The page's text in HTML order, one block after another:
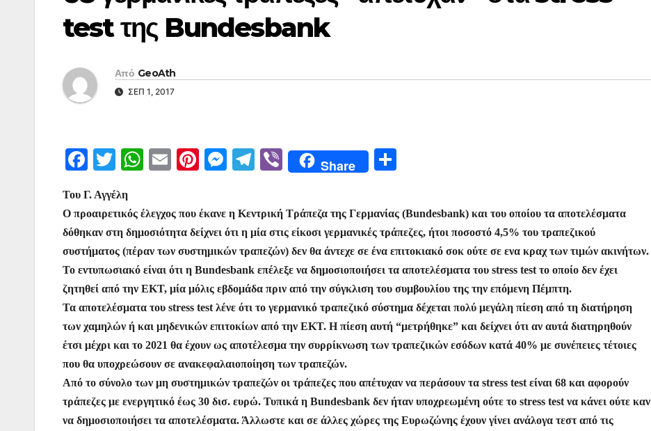
test της Bundesbank
Από GeoAth
ΣΕΠ 1, 2017
F
c
e
b
o
o
k
T
itt
er
W
at
s
A
p
p
E
l
Pi
er
e
st
M
s
s
e
n
g
er
T
gr
a
m
Vi
b
er
Share
ρ
α
σ
τε
ίτ
ε
Του Γ. Αγγέλη
Ο προαιρετικός έλεγχος που έκανε η Κεντρική Τράπεζα της Γερμανίας (Bundesbank) και του οποίου τα αποτελέσματα
δόθηκαν στη δημοσιότητα δείχνει ότι η μία στις είκοσι γερμανικές τράπεζες, ήτοι ποσοστό 4,5% του τραπεζικού
συστήματος (πέραν των συστημικών τραπεζών) δεν θα άντεχε σε ένα επιτοκιακό σοκ ούτε σε ενα κραχ των τιμών ακινήτων.
Το εντυπωσιακό είναι ότι η Bundesbank επέλεξε να δημοσιοποιήσει τα αποτελέσματα του stress test το οποίο δεν έχει
ζητηθεί από την ΕΚΤ, μία μόλις εβδομάδα πριν από την σύγκλιση του συμβουλίου της την επόμενη Πέμπτη.
Τα αποτελέσματα του stress test λένε ότι το γερμανικό τραπεζικό σύστημα δέχεται πολύ μεγάλη πίεση από τη διατήρηση
των χαμηλών ή και μηδενικών επιτοκίων από την ΕΚΤ. Η πίεση αυτή “μετρήθηκε” και δείχνει ότι αν αυτά διατηρηθούν
έτσι μέχρι και το 2021 θα έχουν ως αποτέλεσμα την συρρίκνωση των τραπεζικών εσόδων κατά 40% με συνέπειες τέτοιες
που θα υποχρεώσουν σε ανακεφαλαιοποίηση των τραπεζών.
Από το σύνολο των μη συστημικών τραπεζών οι τράπεζες που απέτυχαν να περάσουν τα stress test είναι 68 και αφορούν
τράπεζες με ενεργητικό έως 30 δισ. ευρώ. Τυπικά η Bundesbank δεν ήταν υποχρεωμένη ούτε το stress test να κάνει ούτε καν
να δημοσιοποιήσει τα αποτελέσματα. Άλλωστε και σε άλλες χώρες της Ευρωζώνης έχουν γίνει ανάλογα τεστ από τις